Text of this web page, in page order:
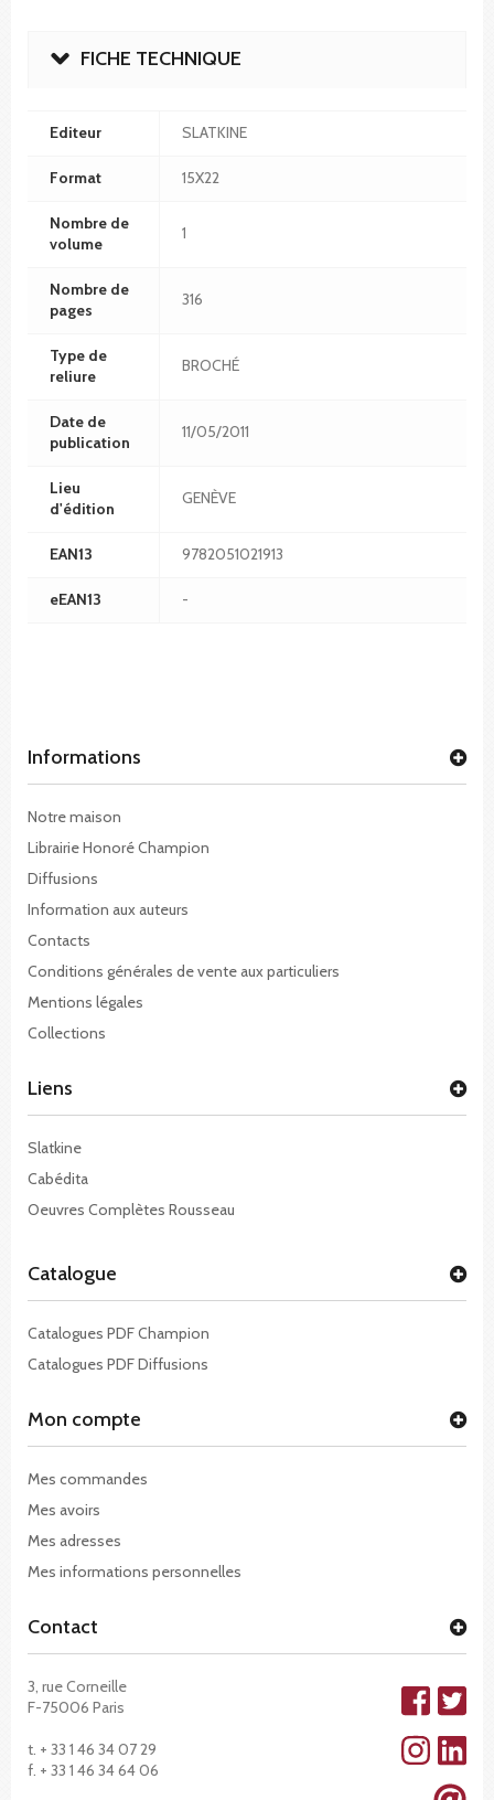
FICHE TECHNIQUE
Editeur SLATKINE
Format 15X22
Nombre de
volume
1
Nombre de
pages
316
Type de
reliure
BROCHÉ
Date de
publication
11/05/2011
Lieu
d'édition
GENÈVE
EAN13 9782051021913
eEAN13 -
Informations
Notre maison
Librairie Honoré Champion
Diffusions
Information aux auteurs
Contacts
Conditions générales de vente aux particuliers
Mentions légales
Collections
Liens
Slatkine
Cabédita
Oeuvres Complètes Rousseau
Catalogue
Catalogues PDF Champion
Catalogues PDF Diffusions
Mon compte
Mes commandes
Mes avoirs
Mes adresses
Mes informations personnelles
Contact
3, rue Corneille
F-75006 Paris
t. + 33 1 46 34 07 29
f. + 33 1 46 34 64 06